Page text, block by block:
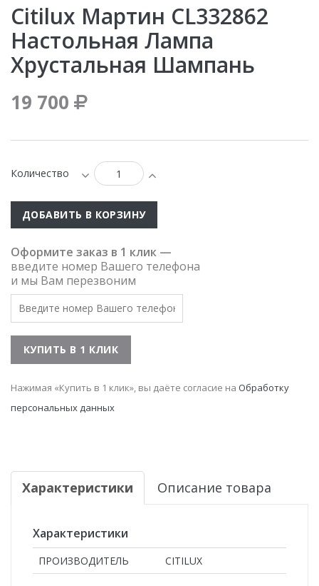
Citilux Мартин CL332862
Настольная Лампа
Хрустальная Шампань
19 700
Количество
ДОБАВИТЬ В КОРЗИНУ
Оформите заказ в 1 клик —
введите номер Вашего телефона
и мы Вам перезвоним
Нажимая «Купить в 1 клик», вы даёте согласие на Обработку
персональных данных
Характеристики Описание товара
Характеристики
ПРОИЗВОДИТЕЛЬ CITILUX